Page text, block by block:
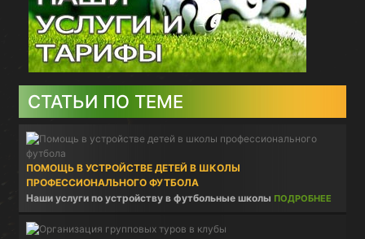
СТАТЬИ ПО ТЕМЕ
ПОМОЩЬ В УСТРОЙСТВЕ ДЕТЕЙ В ШКОЛЫ
ПРОФЕССИОНАЛЬНОГО ФУТБОЛА
Наши услуги по устройству в футбольные школы ПОДРОБНЕЕ